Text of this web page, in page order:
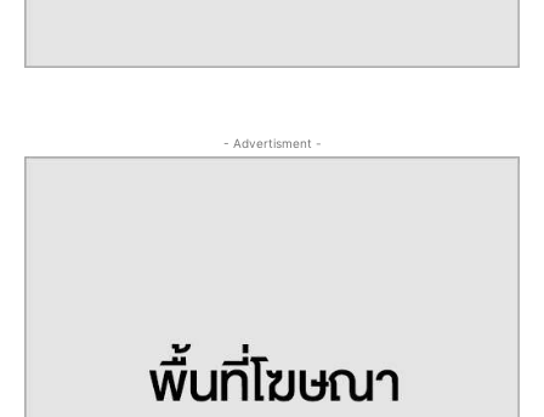
- Advertisment -